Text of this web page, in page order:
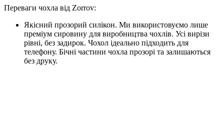
Переваги чохла від Zorrov:
Якісний прозорий силікон. Ми використовуємо лише
преміум сировину для виробництва чохлів. Усі вирізи
рівні, без задирок. Чохол ідеально підходить для
телефону. Бічні частини чохла прозорі та залишаються
без друку.